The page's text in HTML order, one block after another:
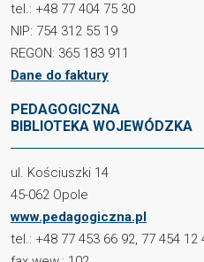
tel.: +48 77 404 75 30
NIP: 754 312 55 19
REGON: 365 183 911
Dane do faktury
PEDAGOGICZNA
BIBLIOTEKA WOJEWÓDZKA
ul. Kościuszki 14
45-062 Opole
www.pedagogiczna.pl
tel.: +48 77 453 66 92, 77 454 12